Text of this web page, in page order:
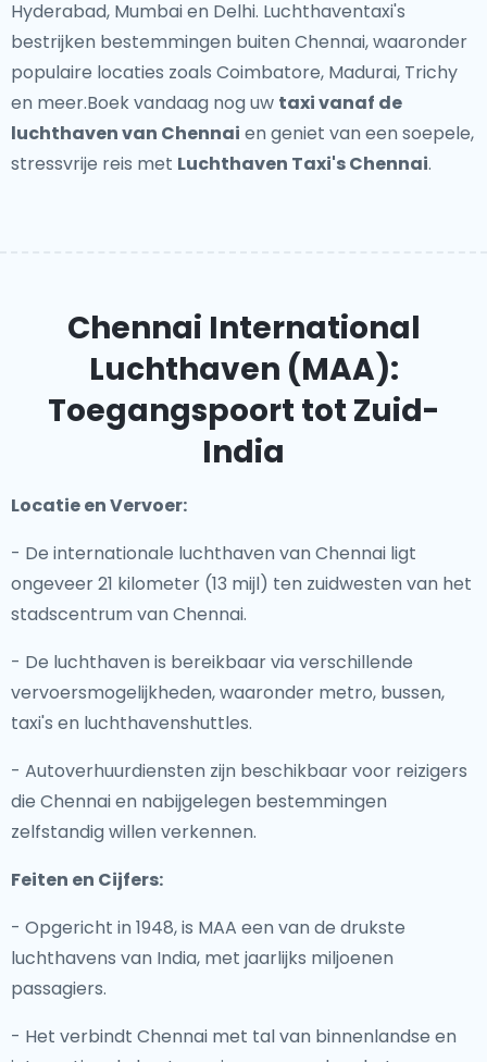
Hyderabad, Mumbai en Delhi. Luchthaventaxi's
bestrijken bestemmingen buiten Chennai, waaronder
populaire locaties zoals Coimbatore, Madurai, Trichy
en meer.Boek vandaag nog uw taxi vanaf de
luchthaven van Chennai en geniet van een soepele,
stressvrije reis met Luchthaven Taxi's Chennai.
Chennai International
Luchthaven (MAA):
Toegangspoort tot Zuid-
India
Locatie en Vervoer:
- De internationale luchthaven van Chennai ligt
ongeveer 21 kilometer (13 mijl) ten zuidwesten van het
stadscentrum van Chennai.
- De luchthaven is bereikbaar via verschillende
vervoersmogelijkheden, waaronder metro, bussen,
taxi's en luchthavenshuttles.
- Autoverhuurdiensten zijn beschikbaar voor reizigers
die Chennai en nabijgelegen bestemmingen
zelfstandig willen verkennen.
Feiten en Cijfers:
- Opgericht in 1948, is MAA een van de drukste
luchthavens van India, met jaarlijks miljoenen
passagiers.
- Het verbindt Chennai met tal van binnenlandse en